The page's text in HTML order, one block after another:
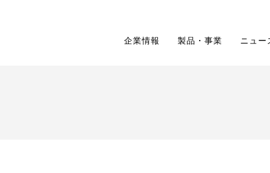
企業情報 製品・事業 ニュー